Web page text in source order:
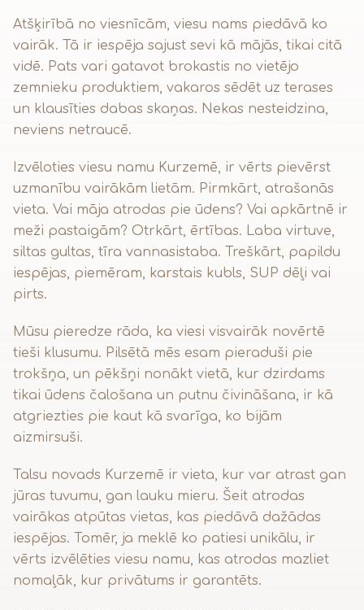
Atšķirībā no viesnīcām, viesu nams piedāvā ko
vairāk. Tā ir iespēja sajust sevi kā mājās, tikai citā
vidē. Pats vari gatavot brokastis no vietējo
zemnieku produktiem, vakaros sēdēt uz terases
un klausīties dabas skaņas. Nekas nesteidzina,
neviens netraucē.
Izvēloties viesu namu Kurzemē, ir vērts pievērst
uzmanību vairākām lietām. Pirmkārt, atrašanās
vieta. Vai māja atrodas pie ūdens? Vai apkārtnē ir
meži pastaigām? Otrkārt, ērtības. Laba virtuve,
siltas gultas, tīra vannasistaba. Treškārt, papildu
iespējas, piemēram, karstais kubls, SUP dēļi vai
pirts.
Mūsu pieredze rāda, ka viesi visvairāk novērtē
tieši klusumu. Pilsētā mēs esam pieraduši pie
trokšņa, un pēkšņi nonākt vietā, kur dzirdams
tikai ūdens čalošana un putnu čivināšana, ir kā
atgriezties pie kaut kā svarīga, ko bijām
aizmirsuši.
Talsu novads Kurzemē ir vieta, kur var atrast gan
jūras tuvumu, gan lauku mieru. Šeit atrodas
vairākas atpūtas vietas, kas piedāvā dažādas
iespējas. Tomēr, ja meklē ko patiesi unikālu, ir
vērts izvēlēties viesu namu, kas atrodas mazliet
nomaļāk, kur privātums ir garantēts.